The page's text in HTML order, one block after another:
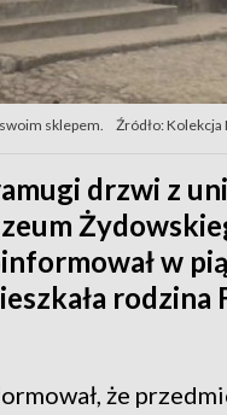
sklepem. Źródło:
drzwi z
w
rodzina
że